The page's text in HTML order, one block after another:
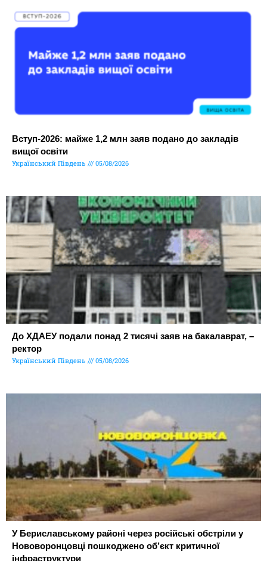
Вступ-2026: майже 1,2 млн заяв подано до закладів
вищої освіти
Український Південь 05/08/2026
До ХДАЕУ подали понад 2 тисячі заяв на бакалаврат, –
ректор
Український Південь 05/08/2026
У Бериславському районі через російські обстріли у
Нововоронцовці пошкоджено об’єкт критичної
інфраструктури